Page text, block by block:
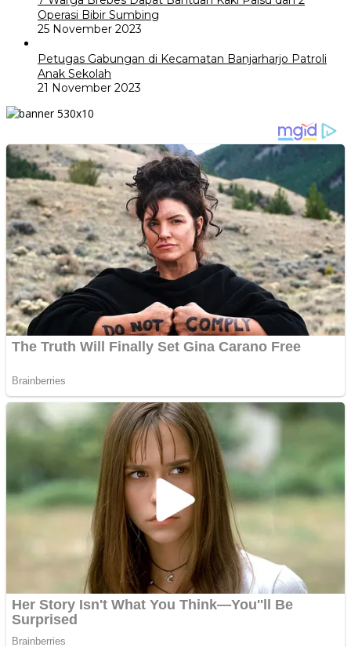
Operasi Bibir Sumbing
25 November 2023
Petugas Gabungan di Kecamatan Banjarharjo Patroli
Anak Sekolah
21 November 2023